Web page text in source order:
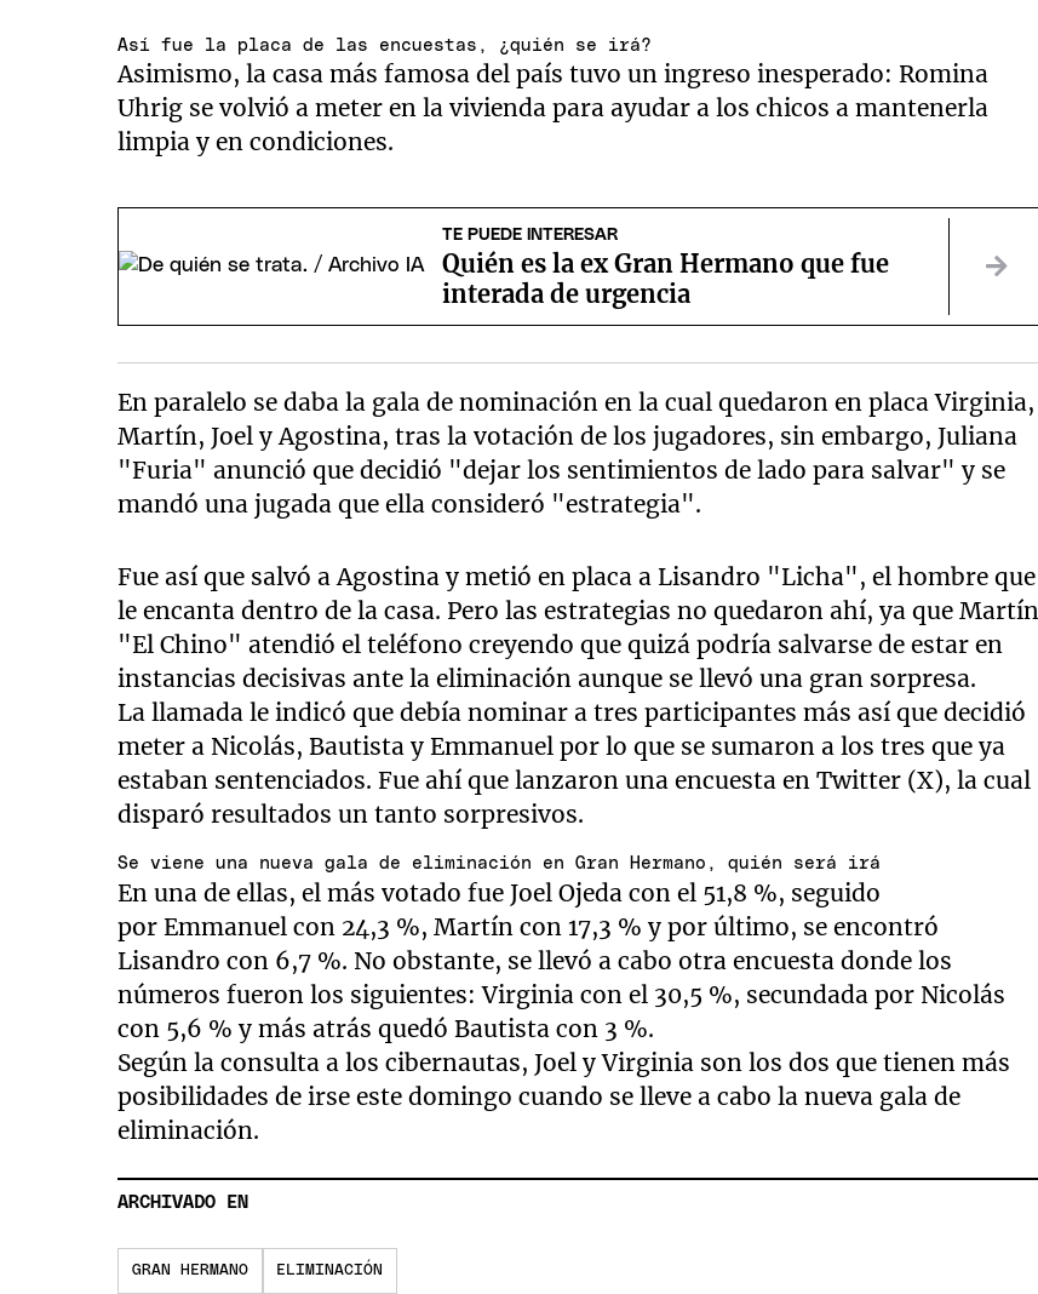
Así fue la placa de las encuestas, ¿quién se irá?
Asimismo, la casa más famosa del país tuvo un ingreso inesperado: Romina
Uhrig se volvió a meter en la vivienda para ayudar a los chicos a mantenerla
limpia y en condiciones.
TE PUEDE INTERESAR
Quién es la ex Gran Hermano que fue
interada de urgencia
En paralelo se daba la gala de nominación en la cual quedaron en placa Virginia,
Martín, Joel y Agostina, tras la votación de los jugadores, sin embargo, Juliana
"Furia" anunció que decidió "dejar los sentimientos de lado para salvar" y se
mandó una jugada que ella consideró "estrategia".
Fue así que salvó a Agostina y metió en placa a Lisandro "Licha", el hombre que
le encanta dentro de la casa. Pero las estrategias no quedaron ahí, ya que Martín
"El Chino" atendió el teléfono creyendo que quizá podría salvarse de estar en
instancias decisivas ante la eliminación aunque se llevó una gran sorpresa.
La llamada le indicó que debía nominar a tres participantes más así que decidió
meter a Nicolás, Bautista y Emmanuel por lo que se sumaron a los tres que ya
estaban sentenciados. Fue ahí que lanzaron una encuesta en Twitter (X), la cual
disparó resultados un tanto sorpresivos.
Se viene una nueva gala de eliminación en Gran Hermano, quién será irá
En una de ellas, el más votado fue Joel Ojeda con el 51,8 %, seguido
por Emmanuel con 24,3 %, Martín con 17,3 % y por último, se encontró
Lisandro con 6,7 %. No obstante, se llevó a cabo otra encuesta donde los
números fueron los siguientes: Virginia con el 30,5 %, secundada por Nicolás
con 5,6 % y más atrás quedó Bautista con 3 %.
Según la consulta a los cibernautas, Joel y Virginia son los dos que tienen más
posibilidades de irse este domingo cuando se lleve a cabo la nueva gala de
eliminación.
ARCHIVADO EN
GRAN HERMANO ELIMINACIÓN